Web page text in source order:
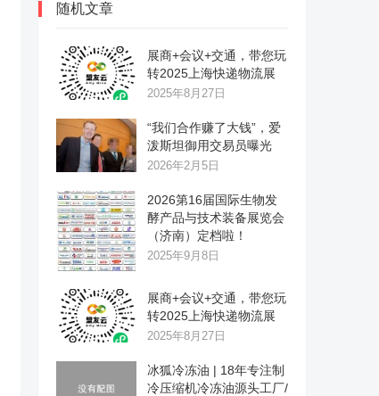
随机文章
展商+会议+交通，带您玩
转2025上海快递物流展
2025年8月27日
“我们合作赚了大钱”，爱
泼斯坦御用交易员曝光
2026年2月5日
2026第16届国际生物发
酵产品与技术装备展览会
（济南）定档啦！
2025年9月8日
展商+会议+交通，带您玩
转2025上海快递物流展
2025年8月27日
冰狐冷冻油 | 18年专注制
冷压缩机冷冻油源头工厂/